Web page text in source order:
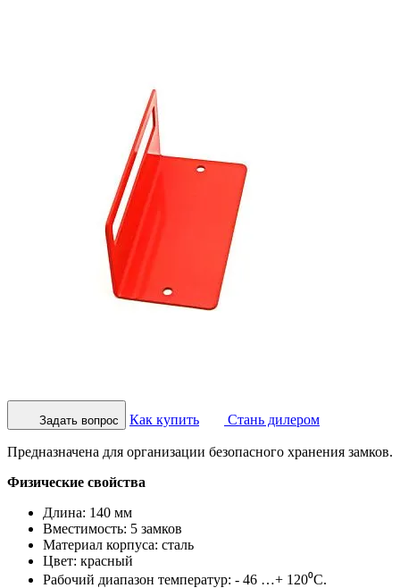
Задать вопрос Как купить Стань дилером
Предназначена для организации безопасного хранения замков.
Физические свойства
Длина: 140 мм
Вместимость: 5 замков
Материал корпуса: сталь
Цвет: красный
Рабочий диапазон температур: - 46 …+ 120⁰С.